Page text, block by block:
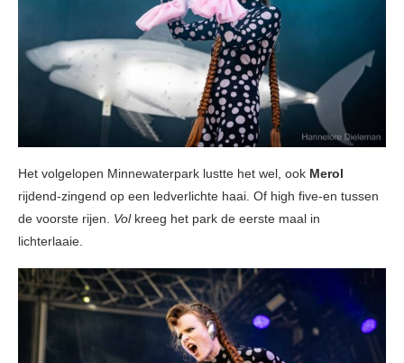
Het volgelopen Minnewaterpark lustte het wel, ook Merol
rijdend-zingend op een ledverlichte haai. Of high five-en tussen
de voorste rijen. Vol kreeg het park de eerste maal in
lichterlaaie.